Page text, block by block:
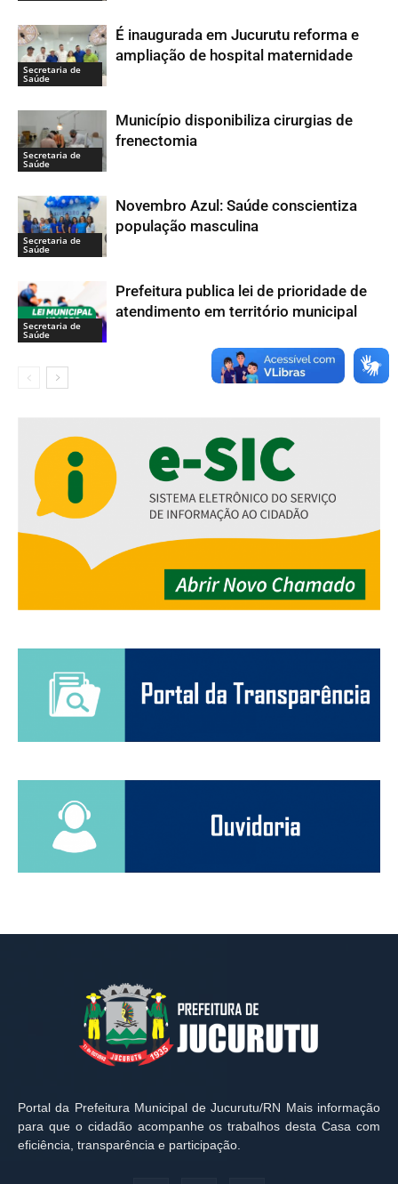
Secretaria de
Saúde
É inaugurada em Jucurutu reforma e
ampliação de hospital maternidade
Secretaria de
Saúde
Município disponibiliza cirurgias de
frenectomia
Secretaria de
Saúde
Novembro Azul: Saúde conscientiza
população masculina
Secretaria de
Saúde
Prefeitura publica lei de prioridade de
atendimento em território municipal
Portal da Prefeitura Municipal de Jucurutu/RN Mais informação
para que o cidadão acompanhe os trabalhos desta Casa com
eficiência, transparência e participação.